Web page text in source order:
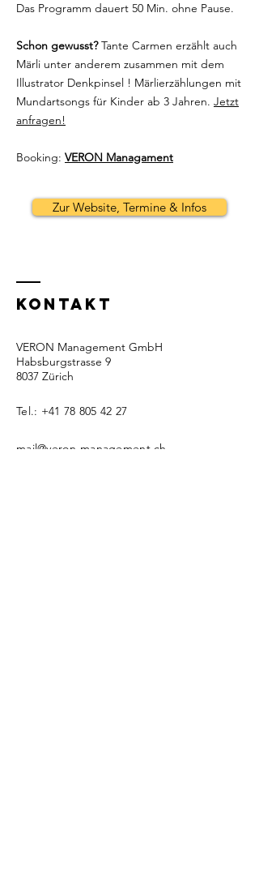
Das Programm dauert 50 Min. ohne Pause.
Schon gewusst?Tante Carmen erzählt auch
Märli unter anderem zusammen mit dem
Illustrator Denkpinsel ! Märlierzählungen mit
Mundartsongs für Kinder ab 3 Jahren. Jetzt
anfragen!
Booking: VERON Managament
Zur Website, Termine & Infos
KONTAKT
VERON Management GmbH
Habsburgstrasse 9
8037 Zürich
Tel.: +41 78 805 42 27
mail@veron-management.ch